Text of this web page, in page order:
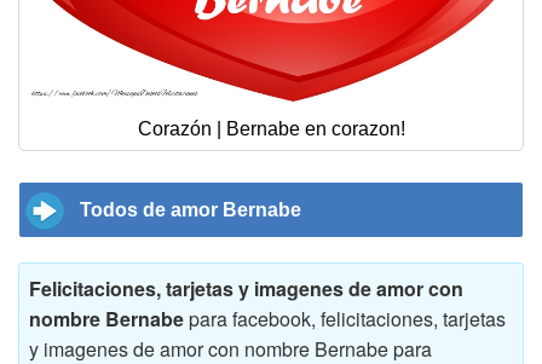
Corazón | Bernabe en corazon!
Todos de amor Bernabe
Felicitaciones, tarjetas y imagenes de amor con
nombre Bernabepara facebook, felicitaciones, tarjetas
y imagenes de amor con nombre Bernabe para